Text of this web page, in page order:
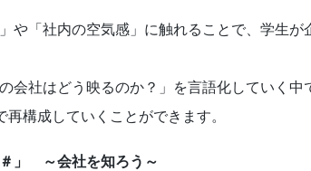
や「社内の空気感」に触れることで、学生
の会社はどう映るのか？」を言語化していく
再構成していくことができます。
」 ～会社を知ろう～